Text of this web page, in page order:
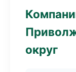
округ